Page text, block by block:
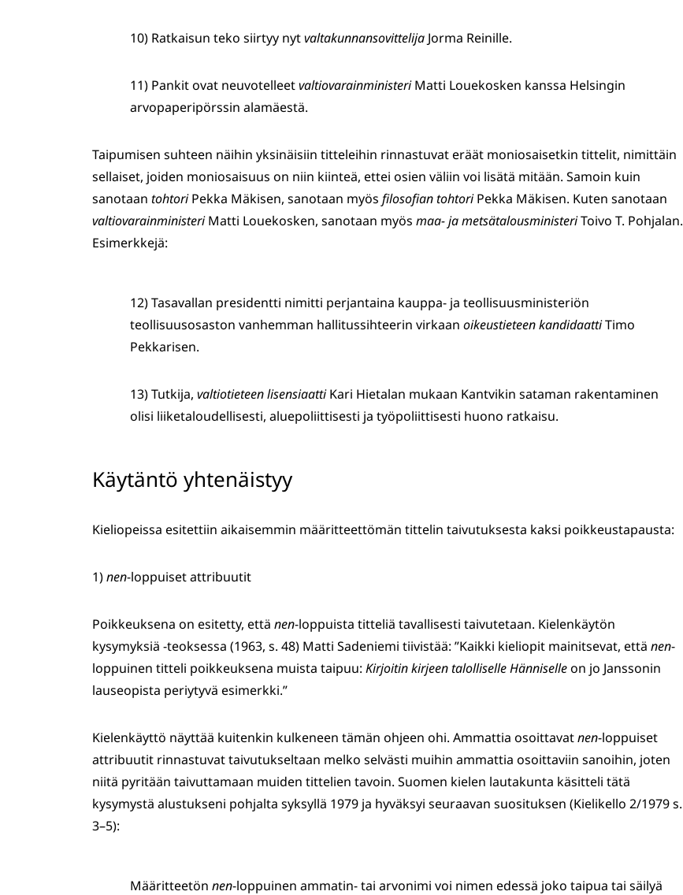
10) Ratkaisun teko siirtyy nytvaltakunnansovittelija Jorma Reinille.
11) Pankit ovat neuvotelleetvaltiovarainministeriMatti Louekosken kanssa Helsingin
arvopaperipörssin alamäestä.
Taipumisen suhteen näihin yksinäisiin titteleihin rinnastuvat eräät moniosaisetkin tittelit, nimittäin
sellaiset, joiden moniosaisuus on niin kiinteä, ettei osien väliin voi lisätä mitään. Samoin kuin
sanotaan tohtoriPekka Mäkisen, sanotaan myös filosofian tohtoriPekka Mäkisen. Kuten sanotaan
valtiovarainministeriMatti Louekosken, sanotaan myös maa- ja metsätalousministeriToivo T. Pohjalan.
Esimerkkejä:
12) Tasavallan presidentti nimitti perjantaina kauppa- ja teollisuusministeriön
teollisuusosaston vanhemman hallitussihteerin virkaan oikeustieteen kandidaattiTimo
Pekkarisen.
13) Tutkija, valtiotieteen lisensiaattiKari Hietalan mukaan Kantvikin sataman rakentaminen
olisi liiketaloudellisesti, aluepoliittisesti ja työpoliittisesti huono ratkaisu.
Käytäntö yhtenäistyy
Kieliopeissa esitettiin aikaisemmin määritteettömän tittelin taivutuksesta kaksi poikkeustapausta:
1)nen-loppuiset attribuutit
Poikkeuksena on esitetty, että nen-loppuista titteliä tavallisesti taivutetaan. Kielenkäytön
kysymyksiä -teoksessa (1963, s. 48) Matti Sadeniemi tiivistää: ”Kaikki kieliopit mainitsevat, että nen-
loppuinen titteli poikkeuksena muista taipuu: Kirjoitin kirjeen talolliselle Hänniselleon jo Janssonin
lauseopista periytyvä esimerkki.”
Kielenkäyttö näyttää kuitenkin kulkeneen tämän ohjeen ohi. Ammattia osoittavatnen-loppuiset
attribuutit rinnastuvat taivutukseltaan melko selvästi muihin ammattia osoittaviin sanoihin, joten
niitä pyritään taivuttamaan muiden tittelien tavoin. Suomen kielen lautakunta käsitteli tätä
kysymystä alustukseni pohjalta syksyllä 1979 ja hyväksyi seuraavan suosituksen (Kielikello 2/1979 s.
3–5):
Määritteetön nen-loppuinen ammatin- tai arvonimi voi nimen edessä joko taipua tai säilyä